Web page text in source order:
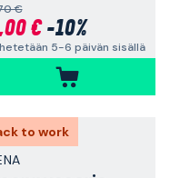
€
€-10%
5-6 päivän sisällä
to work